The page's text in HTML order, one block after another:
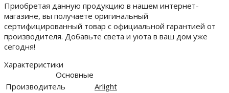
Приобретая данную продукцию в нашем интернет-
магазине, вы получаете оригинальный
сертифицированный товар с официальной гарантией от
производителя. Добавьте света и уюта в ваш дом уже
сегодня!
Характеристики
Основные
Производитель
Arlight